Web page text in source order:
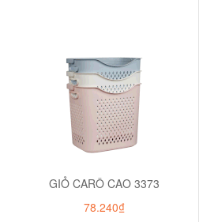
GIỎ CARÔ CAO 3373
78.240₫